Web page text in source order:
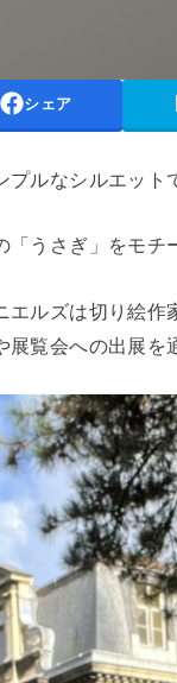
シェア
ルなシルエット
うさぎ」をモチ
ルズは切り絵作
覧会への出展を